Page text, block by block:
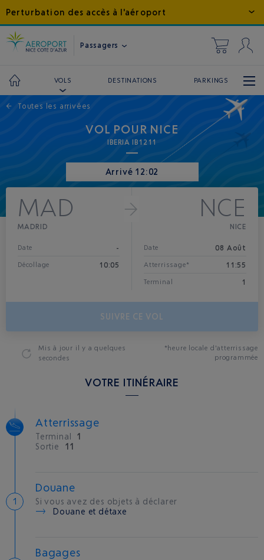
Perturbation des accès à l'aéroport
Passagers
VOLS DESTINATIONS PARKINGS
← Toutes les arrivées
VOL POUR NICE
IBERIA IB1211
Arrivé 12:02
MAD
MADRID
Date -
Décollage 10:05
NCE
NICE
Date 08 Août
Atterrissage* 11:55
Terminal 1
SUIVRE CE VOL
Mis à jour il y a quelques
secondes
*heure locale d'atterrissage
programmée
VOTRE ITINÉRAIRE
Atterrissage
Terminal
1
Sortie
11
Douane
Si vous avez des objets à déclarer
Douane et détaxe
Bagages